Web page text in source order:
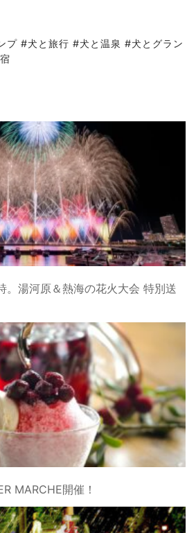
プ #犬と旅行 #犬と温泉 #犬とグラン
。湯河原＆熱海の花火大会 特別送
MARCHE開催！